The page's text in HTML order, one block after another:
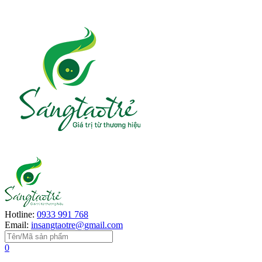
Hotline: 0933 991 768
Email: insangtaotre@gmail.com
0